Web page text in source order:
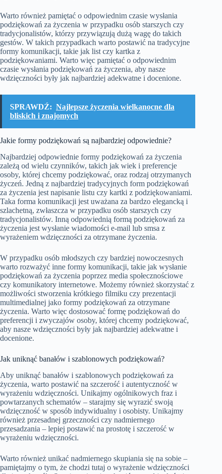
Warto również pamiętać o odpowiednim czasie wysłania
podziękowań za życzenia w przypadku osób starszych czy
tradycjonalistów, którzy przywiązują dużą wagę do takich
gestów. W takich przypadkach warto postawić na tradycyjne
formy komunikacji, takie jak list czy kartka z
podziękowaniami. Warto więc pamiętać o odpowiednim
czasie wysłania podziękowań za życzenia, aby nasze
wdzięczności były jak najbardziej adekwatne i docenione.
SPRAWDŹ: Najlepsze życzenia wielkanocne dla
bliskich i znajomych
Jakie formy podziękowań są najbardziej odpowiednie?
Najbardziej odpowiednie formy podziękowań za życzenia
zależą od wielu czynników, takich jak wiek i preferencje
osoby, której chcemy podziękować, oraz rodzaj otrzymanych
życzeń. Jedną z najbardziej tradycyjnych form podziękowań
za życzenia jest napisanie listu czy kartki z podziękowaniami.
Taka forma komunikacji jest uważana za bardzo elegancką i
szlachetną, zwłaszcza w przypadku osób starszych czy
tradycjonalistów. Inną odpowiednią formą podziękowań za
życzenia jest wysłanie wiadomości e-mail lub smsa z
wyrażeniem wdzięczności za otrzymane życzenia.
W przypadku osób młodszych czy bardziej nowoczesnych
warto rozważyć inne formy komunikacji, takie jak wysłanie
podziękowań za życzenia poprzez media społecznościowe
czy komunikatory internetowe. Możemy również skorzystać z
możliwości stworzenia krótkiego filmiku czy prezentacji
multimedialnej jako formy podziękowań za otrzymane
życzenia. Warto więc dostosować formę podziękowań do
preferencji i zwyczajów osoby, której chcemy podziękować,
aby nasze wdzięczności były jak najbardziej adekwatne i
docenione.
Jak uniknąć banałów i szablonowych podziękowań?
Aby uniknąć banałów i szablonowych podziękowań za
życzenia, warto postawić na szczerość i autentyczność w
wyrażeniu wdzięczności. Unikajmy ogólnikowych fraz i
powtarzanych schematów – starajmy się wyrazić swoją
wdzięczność w sposób indywidualny i osobisty. Unikajmy
również przesadnej grzeczności czy nadmiernego
przesadzania – lepiej postawić na prostotę i szczerość w
wyrażeniu wdzięczności.
Warto również unikać nadmiernego skupiania się na sobie –
pamiętajmy o tym, że chodzi tutaj o wyrażenie wdzięczności